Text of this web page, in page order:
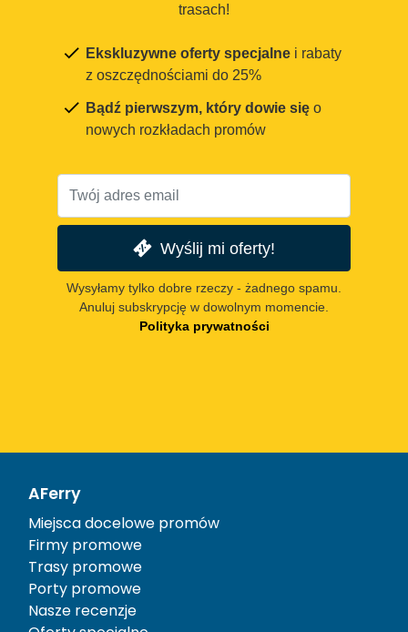
trasach!
Ekskluzywne oferty specjalne i rabaty
z oszczędnościami do 25%
Bądź pierwszym, który dowie się o
nowych rozkładach promów
Wyślij mi oferty!
Wysyłamy tylko dobre rzeczy - żadnego spamu.
Anuluj subskrypcję w dowolnym momencie.
Polityka prywatności
AFerry
Miejsca docelowe promów
Firmy promowe
Trasy promowe
Porty promowe
Nasze recenzje